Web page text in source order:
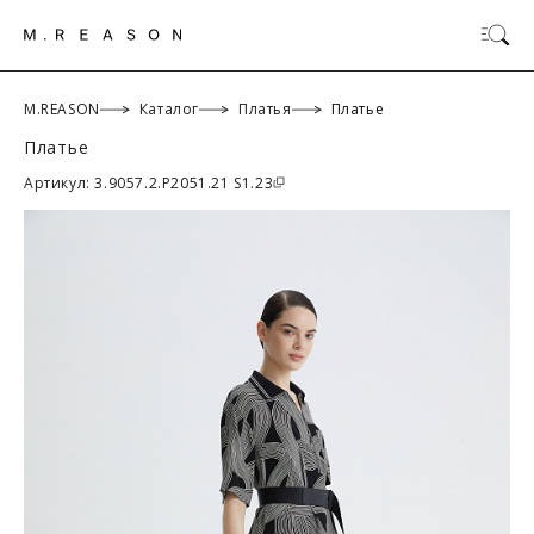
M.REASON Каталог Платья Платье
Платье
Артикул: 3.9057.2.P2051.21 S1.23